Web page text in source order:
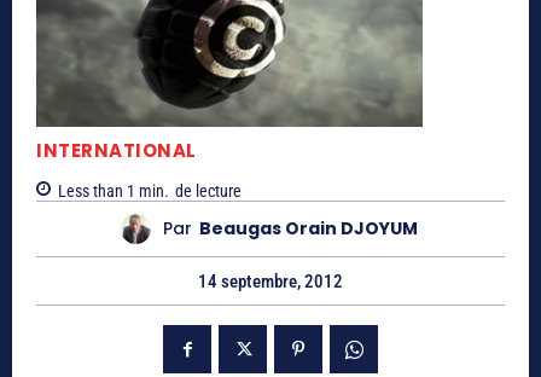
INTERNATIONAL
Less than 1 min. de lecture
Par Beaugas Orain DJOYUM
14 septembre, 2012